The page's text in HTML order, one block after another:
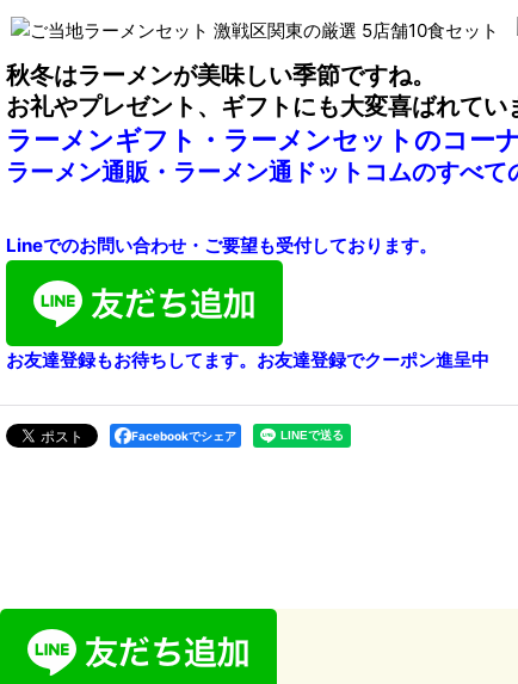
秋冬はラーメンが美味しい季節ですね。
お礼やプレゼント、ギフトにも大変喜ばれてい
ラーメンギフト・ラーメンセットのコー
ラーメン通販・ラーメン通ドットコムのすべて
Lineでのお問い合わせ・ご要望も受付しております。
お友達登録もお待ちしてます。お友達登録でクーポン進呈中
Facebookでシェア